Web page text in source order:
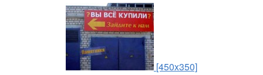
[450x350]